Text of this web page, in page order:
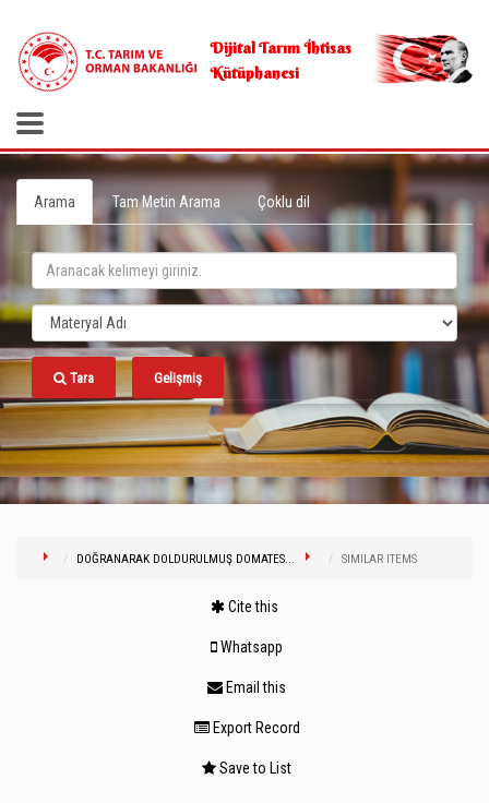
Dijital Tarım İhtisas
Kütüphanesi
Arama Tam Metin Arama Çoklu dil
Tara Gelişmiş
DOĞRANARAK DOLDURULMUŞ DOMATES... SIMILAR ITEMS
Cite this
Whatsapp
Email this
Export Record
Save to List